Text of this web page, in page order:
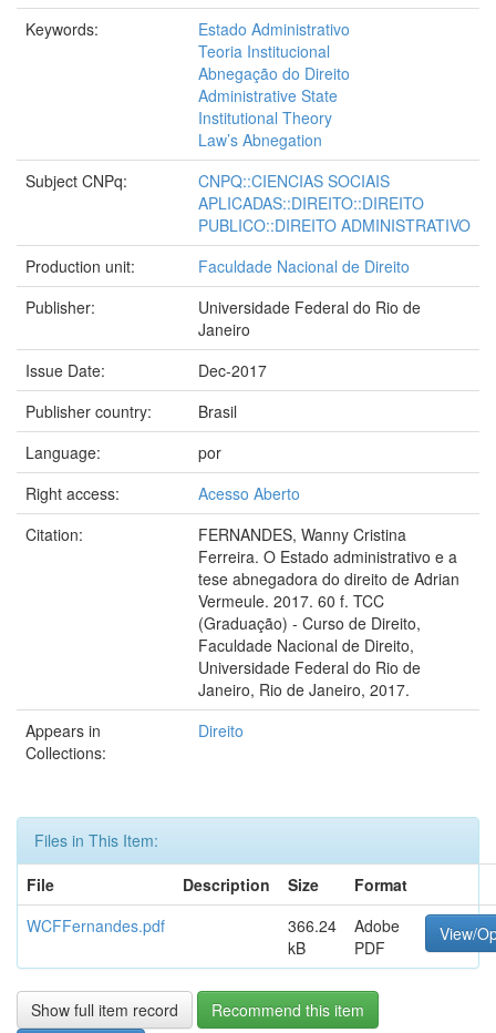
Keywords:
Estado Administrativo
Teoria Institucional
Abnegação do Direito
Administrative State
Institutional Theory
Law’s Abnegation
Subject CNPq:
CNPQ::CIENCIAS SOCIAIS
APLICADAS::DIREITO::DIREITO
PUBLICO::DIREITO ADMINISTRATIVO
Production unit:
Faculdade Nacional de Direito
Publisher:
Universidade Federal do Rio de
Janeiro
Issue Date:
Dec-2017
Publisher country:
Brasil
Language:
por
Right access:
Acesso Aberto
Citation:
FERNANDES, Wanny Cristina
Ferreira. O Estado administrativo e a
tese abnegadora do direito de Adrian
Vermeule. 2017. 60 f. TCC
(Graduação) - Curso de Direito,
Faculdade Nacional de Direito,
Universidade Federal do Rio de
Janeiro, Rio de Janeiro, 2017.
Appears in
Collections:
Direito
Files in This Item:
File
Description Size
Format
WCFFernandes.pdf
366.24
kB
Adobe
PDF
View/
Show full item record
Recommend this item